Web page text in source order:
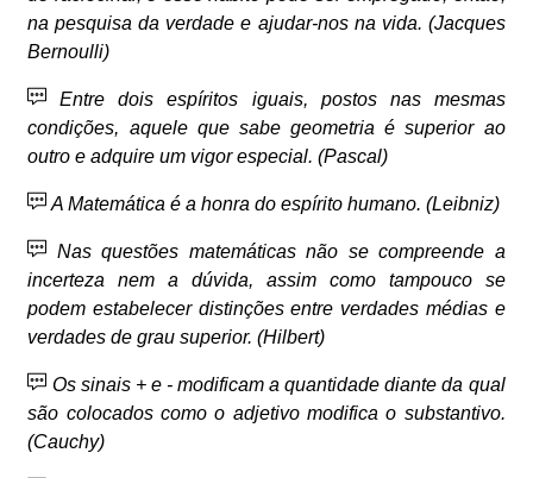
na pesquisa da verdade e ajudar-nos na vida. (Jacques
Bernoulli)
Entre dois espíritos iguais, postos nas mesmas
condições, aquele que sabe geometria é superior ao
outro e adquire um vigor especial. (Pascal)
A Matemática é a honra do espírito humano. (Leibniz)
Nas questões matemáticas não se compreende a
incerteza nem a dúvida, assim como tampouco se
podem estabelecer distinções entre verdades médias e
verdades de grau superior. (Hilbert)
Os sinais + e - modificam a quantidade diante da qual
são colocados como o adjetivo modifica o substantivo.
(Cauchy)